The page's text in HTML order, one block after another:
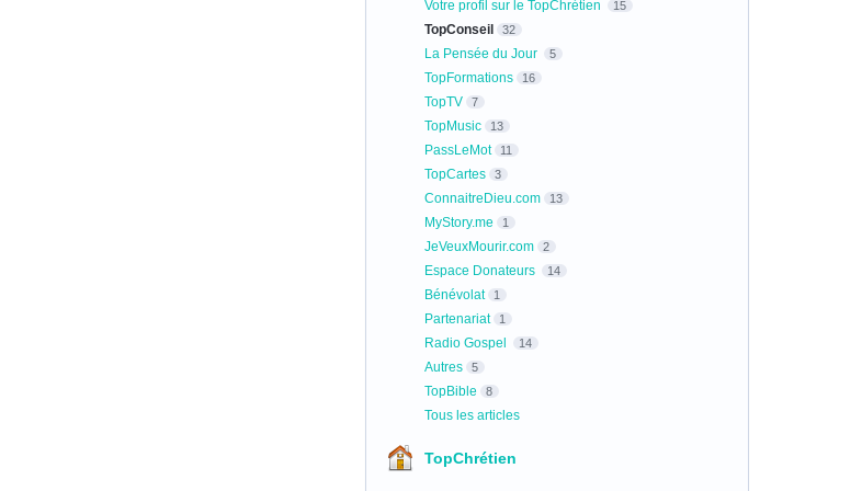
Votre profil sur le TopChrétien 15
TopConseil 32
La Pensée du Jour 5
TopFormations 16
TopTV 7
TopMusic 13
PassLeMot 11
TopCartes 3
ConnaitreDieu.com 13
MyStory.me 1
JeVeuxMourir.com 2
Espace Donateurs 14
Bénévolat 1
Partenariat 1
Radio Gospel 14
Autres 5
TopBible 8
Tous les articles
TopChrétien